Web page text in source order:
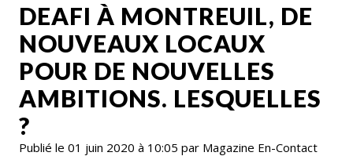
DEAFI À MONTREUIL, DE
NOUVEAUX LOCAUX
POUR DE NOUVELLES
AMBITIONS. LESQUELLES
?
Publié le 01 juin 2020 à 10:05 par Magazine En-Contact